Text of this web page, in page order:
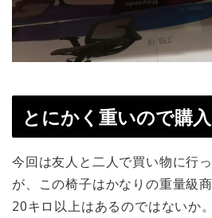
とにかく重いので購
今回は友人と二人で買い物に行
が、この椅子はかなりの重量級
20キロ以上はあるのではないか